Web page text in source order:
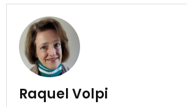
Raquel Volpi